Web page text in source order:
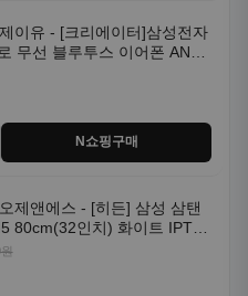
이유 - [크리에이터]삼성전자
무선 블루투스 이어폰 ANC
N쇼핑구매
제앤에스 - [히든] 삼성 삼탠
80cm(32인치) 화이트 IPTV